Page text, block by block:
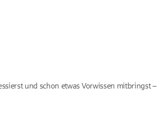
und schon etwas Vorwissen mitbringst –